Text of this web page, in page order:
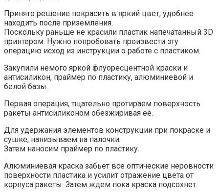
Принято решение покрасить в яркий цвет, удобнее
находить после приземления.
Поскольку раньше не красили пластик напечатанный 3D
принтером. Нужно попробовать произвести эту
операцию исход из инструкции о работе с пластиком.
Закупили немого яркой флуоресцентной краски и
антисиликон, праймер по пластику, алюминиевой и
белой базы.
Первая операция, тщательно протираем поверхность
ракеты антисиликоном обезжиривая её.
Для удержания элементов конструкции при покраске и
сушке, нанизываем на палочки.
Затем наносим праймер по пластику.
Алюминиевая краска забьет все оптические неровности
поверхности пластика и усилит отражение цвета от
корпуса ракеты. Затем ждем пока краска подсохнет.